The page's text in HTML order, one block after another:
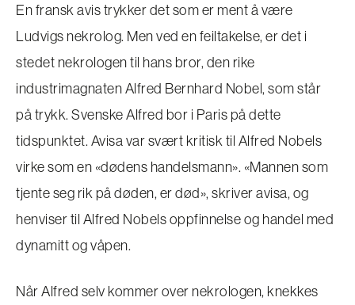
En fransk avis trykker det som er ment å være
Ludvigs nekrolog. Men ved en feiltakelse, er det i
stedet nekrologen til hans bror, den rike
industrimagnaten Alfred Bernhard Nobel, som står
på trykk. Svenske Alfred bor i Paris på dette
tidspunktet. Avisa var svært kritisk til Alfred Nobels
virke som en «dødens handelsmann». «Mannen som
tjente seg rik på døden, er død», skriver avisa, og
henviser til Alfred Nobels oppfinnelse og handel med
dynamitt og våpen.
Når Alfred selv kommer over nekrologen, knekkes